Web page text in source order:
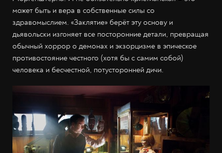
может быть и вера в собственные силы со
здравомыслием. «Заклятие» берёт эту основу и
дьявольски изгоняет все посторонние детали, превращая
обычный хоррор о демонах и экзорцизме в эпическое
противостояние честного (хотя бы с самим собой)
человека и бесчестной, потусторонней дичи.